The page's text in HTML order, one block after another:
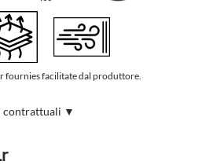
fournies facilitate dal produttore.
contrattuali ▼